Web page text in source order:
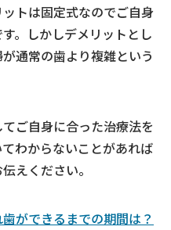
トは固定式なのでご自身
。しかしデメリットとし
通常の歯より複雑という
ご自身に合った治療法を
わからないことがあれば
えください。
ができるまでの期間は？